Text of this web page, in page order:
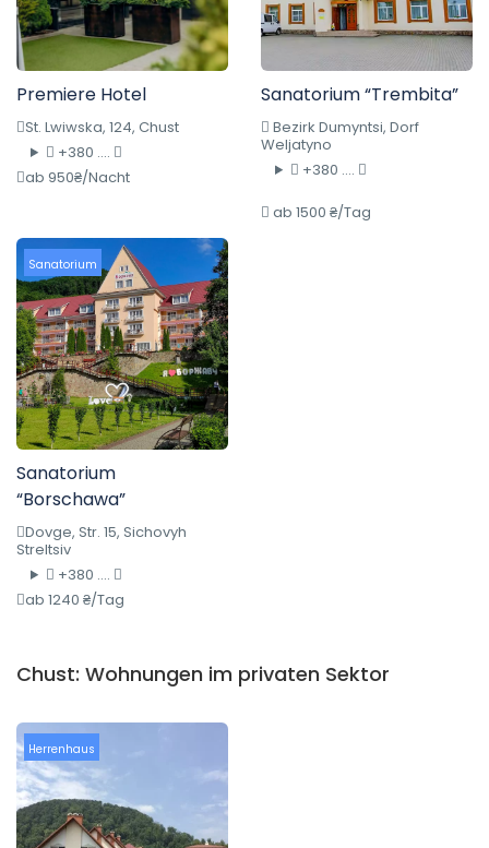
Premiere Hotel
St. Lwiwska, 124, Chust
+380 ....
ab 950₴/Nacht
Sanatorium “Trembita”
Bezirk Dumyntsi, Dorf
Weljatyno
+380 ....
ab 1500 ₴/Tag
Sanatorium
Sanatorium
“Borschawa”
Dovge, Str. 15, Sichovyh
Streltsiv
+380 ....
ab 1240 ₴/Tag
Chust: Wohnungen im privaten Sektor
Herrenhaus